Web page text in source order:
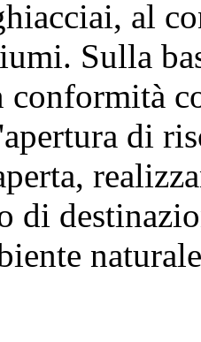
al
Sulla
conformità
di
di